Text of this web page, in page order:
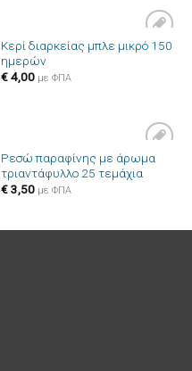
Πρόσθήκη
Κερί διαρκείας μπλε μικρό 150
ημερών
€4,00 με ΦΠΑ
Πρόσθήκη
στην λίστα
Ρεσώ παραφίνης με άρωμα
τριαντάφυλλο 25 τεμάχια
€3,50 με ΦΠΑ